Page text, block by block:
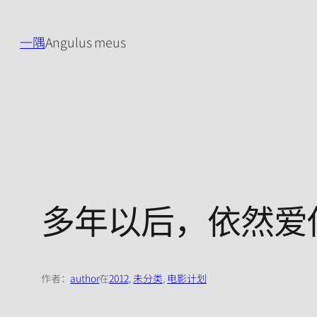
一隅Angulus meus
多年以后，依然
作者： author在2012, 未分类, 电影计划